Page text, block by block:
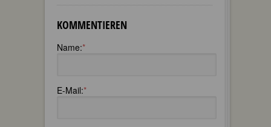
KOMMENTIEREN
Name:*
E-Mail:*